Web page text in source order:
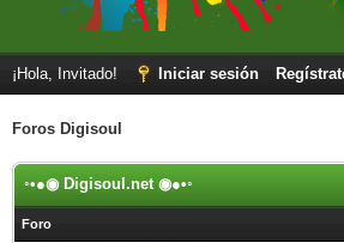
¡Hola, Invitado! Iniciar sesión
Foros Digisoul
◦•●◉ Digisoul.net ◉●•◦
Foro